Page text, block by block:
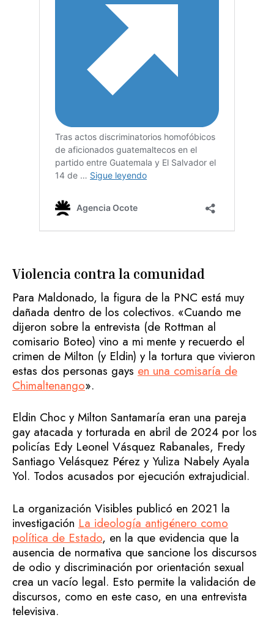
Violencia contra la comunidad
Para Maldonado, la figura de la PNC está muy
dañada dentro de los colectivos. «Cuando me
dijeron sobre la entrevista (de Rottman al
comisario Boteo) vino a mi mente y recuerdo el
crimen de Milton (y Eldin) y la tortura que vivieron
estas dos personas gays en una comisaría de
Chimaltenango».
Eldin Choc y Milton Santamaría eran una pareja
gay atacada y torturada en abril de 2024 por los
policías Edy Leonel Vásquez Rabanales, Fredy
Santiago Velásquez Pérez y Yuliza Nabely Ayala
Yol. Todos acusados por ejecución extrajudicial.
La organización Visibles publicó en 2021 la
investigación La ideología antigénero como
política de Estado, en la que evidencia que la
ausencia de normativa que sancione los discursos
de odio y discriminación por orientación sexual
crea un vacío legal. Esto permite la validación de
discursos, como en este caso, en una entrevista
televisiva.